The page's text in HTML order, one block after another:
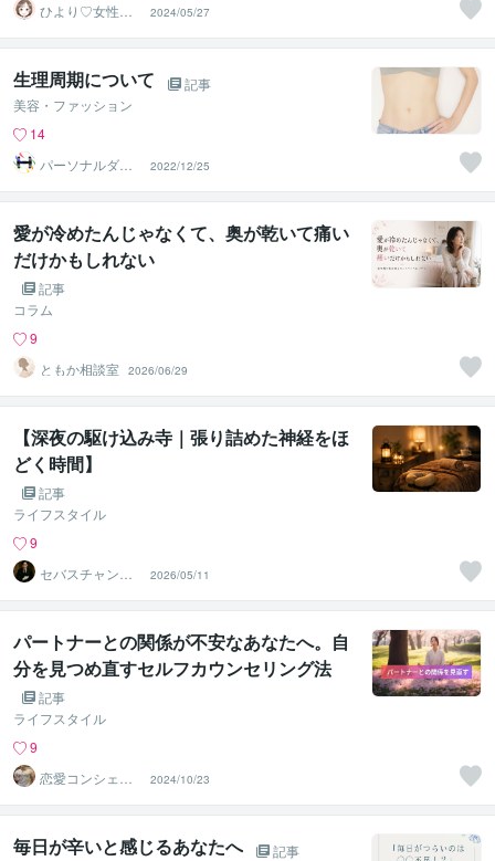
ひより♡女性の
お悩み相談室
2024/05/27
生理周期について
記事
美容・ファッション
14
パーソナルダイ
エットジムLTB
2022/12/25
愛が冷めたんじゃなくて、奥が乾いて痛い
だけかもしれない
記事
コラム
9
ともか相談室 2026/06/29
【深夜の駆け込み寺｜張り詰めた神経をほ
どく時間】
記事
ライフスタイル
9
セバスチャン・
ミカエリス
2026/05/11
パートナーとの関係が不安なあなたへ。自
分を見つめ直すセルフカウンセリング法
記事
ライフスタイル
9
恋愛コンシェル
ジュ ｜ ソウメイ
2024/10/23
毎日が辛いと感じるあなたへ
記事